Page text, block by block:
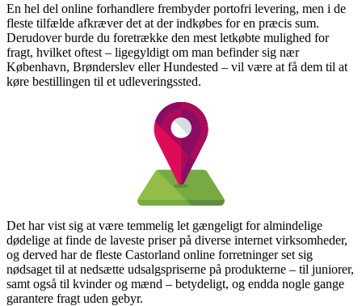
En hel del online forhandlere frembyder portofri levering, men i de
fleste tilfælde afkræver det at der indkøbes for en præcis sum.
Derudover burde du foretrække den mest letkøbte mulighed for
fragt, hvilket oftest – ligegyldigt om man befinder sig nær
København, Brønderslev eller Hundested – vil være at få dem til at
køre bestillingen til et udleveringssted.
Det har vist sig at være temmelig let gængeligt for almindelige
dødelige at finde de laveste priser på diverse internet virksomheder,
og derved har de fleste Castorland online forretninger set sig
nødsaget til at nedsætte udsalgspriserne på produkterne – til juniorer,
samt også til kvinder og mænd – betydeligt, og endda nogle gange
garantere fragt uden gebyr.